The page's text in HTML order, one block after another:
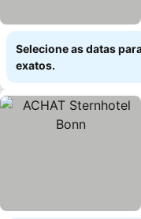
Selecione as datas
exatos.